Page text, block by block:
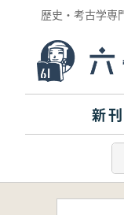
歴史・考古学専
新刊